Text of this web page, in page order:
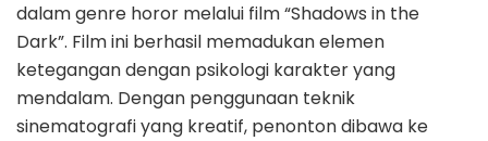
dalam genre horor melalui film “Shadows in the
Dark”. Film ini berhasil memadukan elemen
ketegangan dengan psikologi karakter yang
mendalam. Dengan penggunaan teknik
sinematografi yang kreatif, penonton dibawa ke